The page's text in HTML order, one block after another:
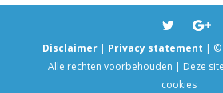
Disclaimer| Privacy statement | ©
Alle rechten voorbehouden | Deze
cookies